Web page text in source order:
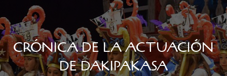
CRÓNICA DE LA ACTUACIÓN
DE DAKIPAKASA